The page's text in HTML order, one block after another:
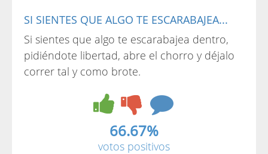
SI SIENTES QUE ALGO TE ESCARABAJEA...
Si sientes que algo te escarabajea dentro,
pidiéndote libertad, abre el chorro y déjalo
correr tal y como brote.
66.67%
votos positivos